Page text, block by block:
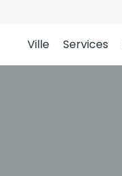
Ville Services